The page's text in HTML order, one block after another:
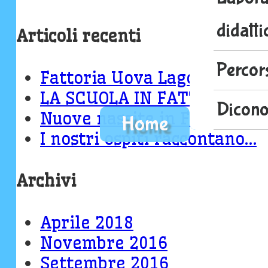
Home
Articoli recenti
Fattoria Uova Lago &
LA SCUOLA IN
Nuove nascite in Fattoria
I nostri ospiti raccontano…
Archivi
Aprile 2018
Novembre 2016
Settembre 2016